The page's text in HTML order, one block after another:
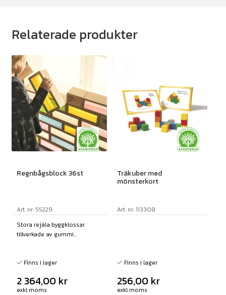
Relaterade produkter
Regnbågsblock 36st
Art. nr: 55229
Stora rejäla byggklossar
tillverkade av gummi...
Finns i lager
2 364,00 kr
exkl moms
Träkuber med
mönsterkort
Art. nr: 113308
Finns i lager
256,00 kr
exkl moms